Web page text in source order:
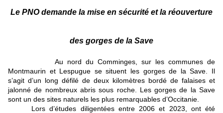
Le PNO demande la mise en sécurité et la réouverture
des gorges de la Save
Au nord du Comminges, sur les communes de
Montmaurin et Lespugue se situent les gorges de la Save. Il
s’agit d’un long défilé de deux kilomètres bordé de falaises et
jalonné de nombreux abris sous roche. Les gorges de la Save
sont un des sites naturels les plus remarquables d’Occitanie.
Lors d’études diligentées entre 2006 et 2023, ont été